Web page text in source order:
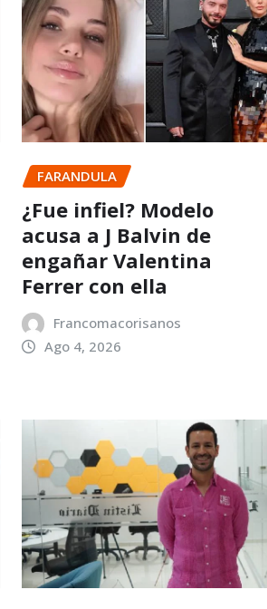
FARANDULA
¿Fue infiel? Modelo
acusa a J Balvin de
engañar Valentina
Ferrer con ella
Francomacorisanos
Ago 4, 2026